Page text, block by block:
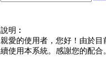
說明︰
親愛的使用者，您好！由於
續使用本系統。感謝您的配合